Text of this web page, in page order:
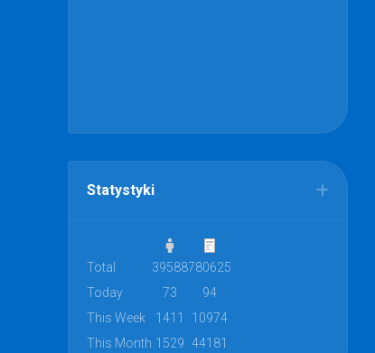
Statystyki
Total 39588780625
Today
73
94
This Week
1411
10974
This Month 1529 44181